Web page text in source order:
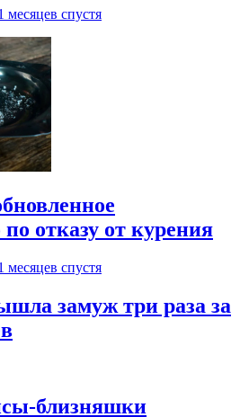
месяцев спустя
по отказу от курения
месяцев спустя
замуж три раза за
близняшки